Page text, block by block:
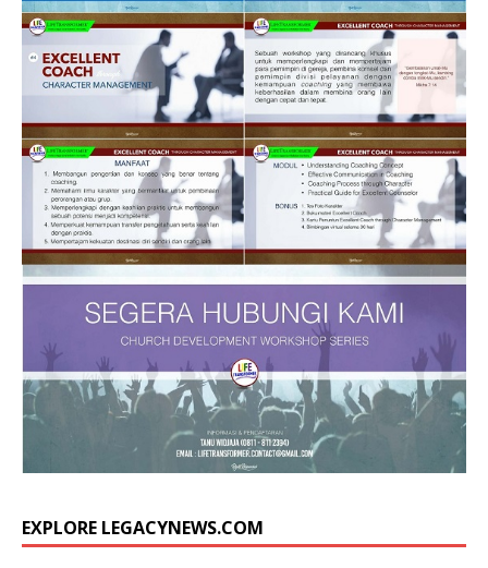
EXPLORE LEGACYNEWS.COM